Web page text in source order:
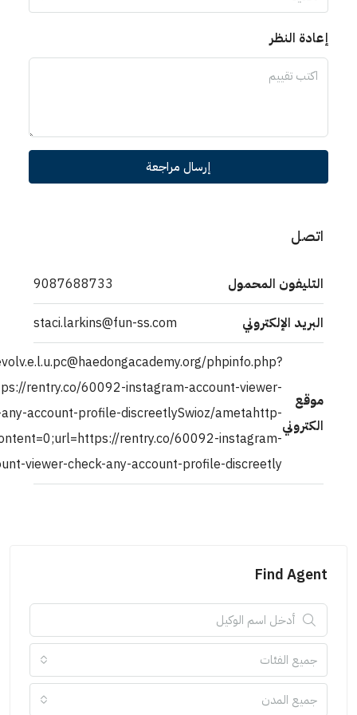
staci.larkins@fun-ss.com
http://https3a2fevolv.e.l.u.pc@haedongacademy.org/
a[]=ahref=https://rentry.co/60092-instagram-account-
check-any-account-profile-discreetlySwioz/
equiv=refreshcontent=0;url=https://rentry.co/60092-
account-viewer-check-any-account-profile-